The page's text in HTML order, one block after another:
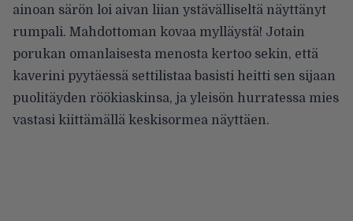
ainoan särön loi aivan liian ystävälliseltä näyttänyt
rumpali. Mahdottoman kovaa mylläystä! Jotain
porukan omanlaisesta menosta kertoo sekin, että
kaverini pyytäessä settilistaa basisti heitti sen sijaan
puolitäyden röökiaskinsa, ja yleisön hurratessa mies
vastasi kiittämällä keskisormea näyttäen.